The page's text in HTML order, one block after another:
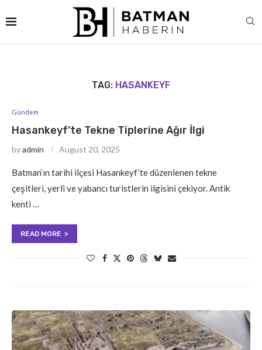
TAG: HASANKEYF
Gündem
Hasankeyf’te Tekne Tiplerine Ağır İlgi
byadmin August 20, 2025
Batman’ın tarihi ilçesi Hasankeyf’te düzenlenen tekne
çeşitleri, yerli ve yabancı turistlerin ilgisini çekiyor. Antik
kenti …
READ MORE